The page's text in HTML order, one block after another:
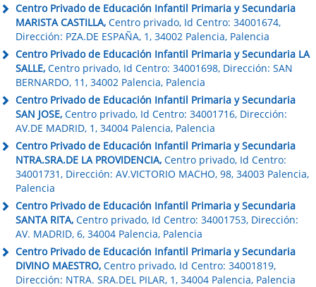
Centro Privado de Educación Infantil Primaria y Secundaria
MARISTA CASTILLA, Centro privado, Id Centro: 34001674,
Dirección: PZA.DE ESPAÑA, 1, 34002 Palencia, Palencia
Centro Privado de Educación Infantil Primaria y Secundaria LA
SALLE, Centro privado, Id Centro: 34001698, Dirección: SAN
BERNARDO, 11, 34002 Palencia, Palencia
Centro Privado de Educación Infantil Primaria y Secundaria
SAN JOSE, Centro privado, Id Centro: 34001716, Dirección:
AV.DE MADRID, 1, 34004 Palencia, Palencia
Centro Privado de Educación Infantil Primaria y Secundaria
NTRA.SRA.DE LA PROVIDENCIA, Centro privado, Id Centro:
34001731, Dirección: AV.VICTORIO MACHO, 98, 34003 Palencia,
Palencia
Centro Privado de Educación Infantil Primaria y Secundaria
SANTA RITA, Centro privado, Id Centro: 34001753, Dirección:
AV. MADRID, 6, 34004 Palencia, Palencia
Centro Privado de Educación Infantil Primaria y Secundaria
DIVINO MAESTRO, Centro privado, Id Centro: 34001819,
Dirección: NTRA. SRA.DEL PILAR, 1, 34004 Palencia, Palencia